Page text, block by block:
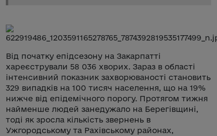
Від початку епідсезону на Закарпатті
хареєстрували 58 036 хворих. Зараз в області
інтенсивний показник захворюваності становить
329 випадків на 100 тисяч населення, що на 19%
нижче від епідемічного порогу. Протягом тижня
найменше людей занедужало на Берегівщині,
тоді як зросла кількість звернень в
Ужгородському та Рахівському районах,